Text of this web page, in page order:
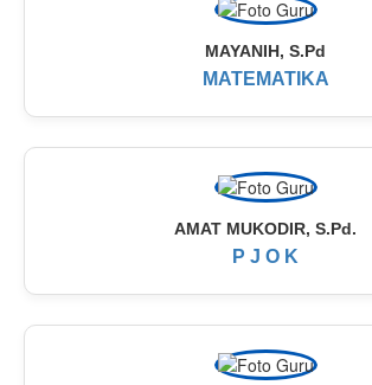
MAYANIH, S.Pd
MATEMATIKA
AMAT MUKODIR, S.Pd.
P J O K